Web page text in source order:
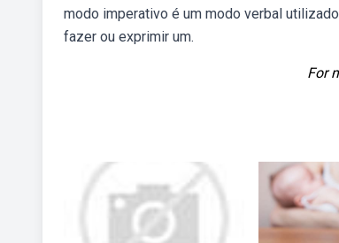
modo imperativo é um modo verbal
fazer ou exprimir um.
For